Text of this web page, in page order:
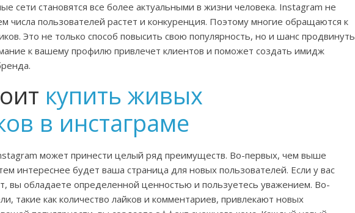
сети становятся все более актуальными в жизни человека. Instagram не
числа пользователей растет и конкуренция. Поэтому многие обращаются к
Это не только способ повысить свою популярность, но и шанс продвинуть
к вашему профилю привлечет клиентов и поможет создать имидж
купить живых
в инстаграме
может принести целый ряд преимуществ. Во-первых, чем выше
интереснее будет ваша страница для новых пользователей. Если у вас
вы обладаете определенной ценностью и пользуетесь уважением. Во-
такие как количество лайков и комментариев, привлекают новых